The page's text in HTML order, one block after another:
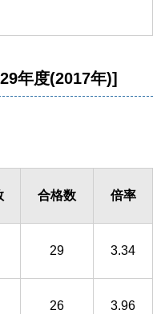
年度(2017年)]
合格数 倍率
29 3.34
26 3.96